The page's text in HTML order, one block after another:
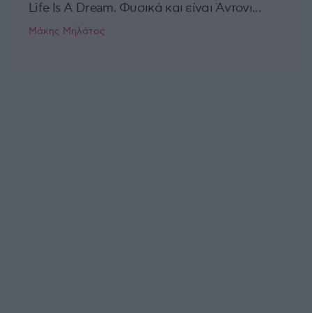
Life Is A Dream. Φυσικά και είναι Άντονι...
Μάκης Μηλάτος